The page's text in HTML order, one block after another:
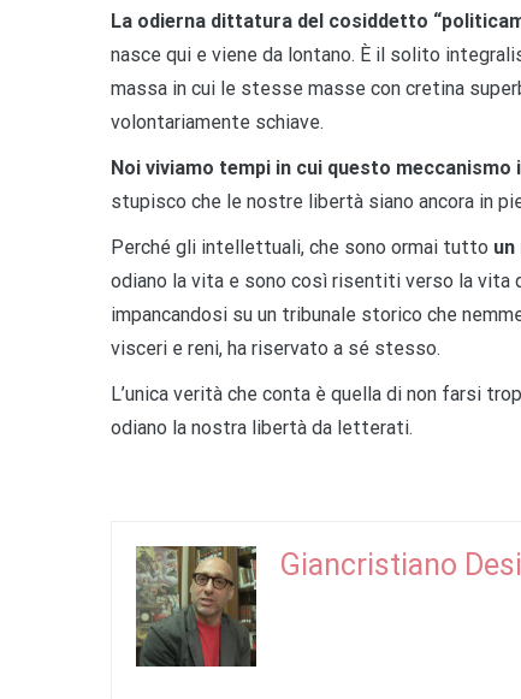
La odierna dittatura del cosiddetto
nasce qui e viene da lontano. È il solito
massa in cui le stesse masse con cretina
volontariamente schiave.
Noi viviamo tempi in cui questo meccanismo
stupisco che le nostre libertà siano ancora in
Perché gli intellettuali, che sono ormai tutto
odiano la vita e sono così risentiti verso la vita
impancandosi su un tribunale storico che
visceri e reni, ha riservato a sé stesso.
L’unica verità che conta è quella di non farsi
odiano la nostra libertà da letterati.
Giancristiano